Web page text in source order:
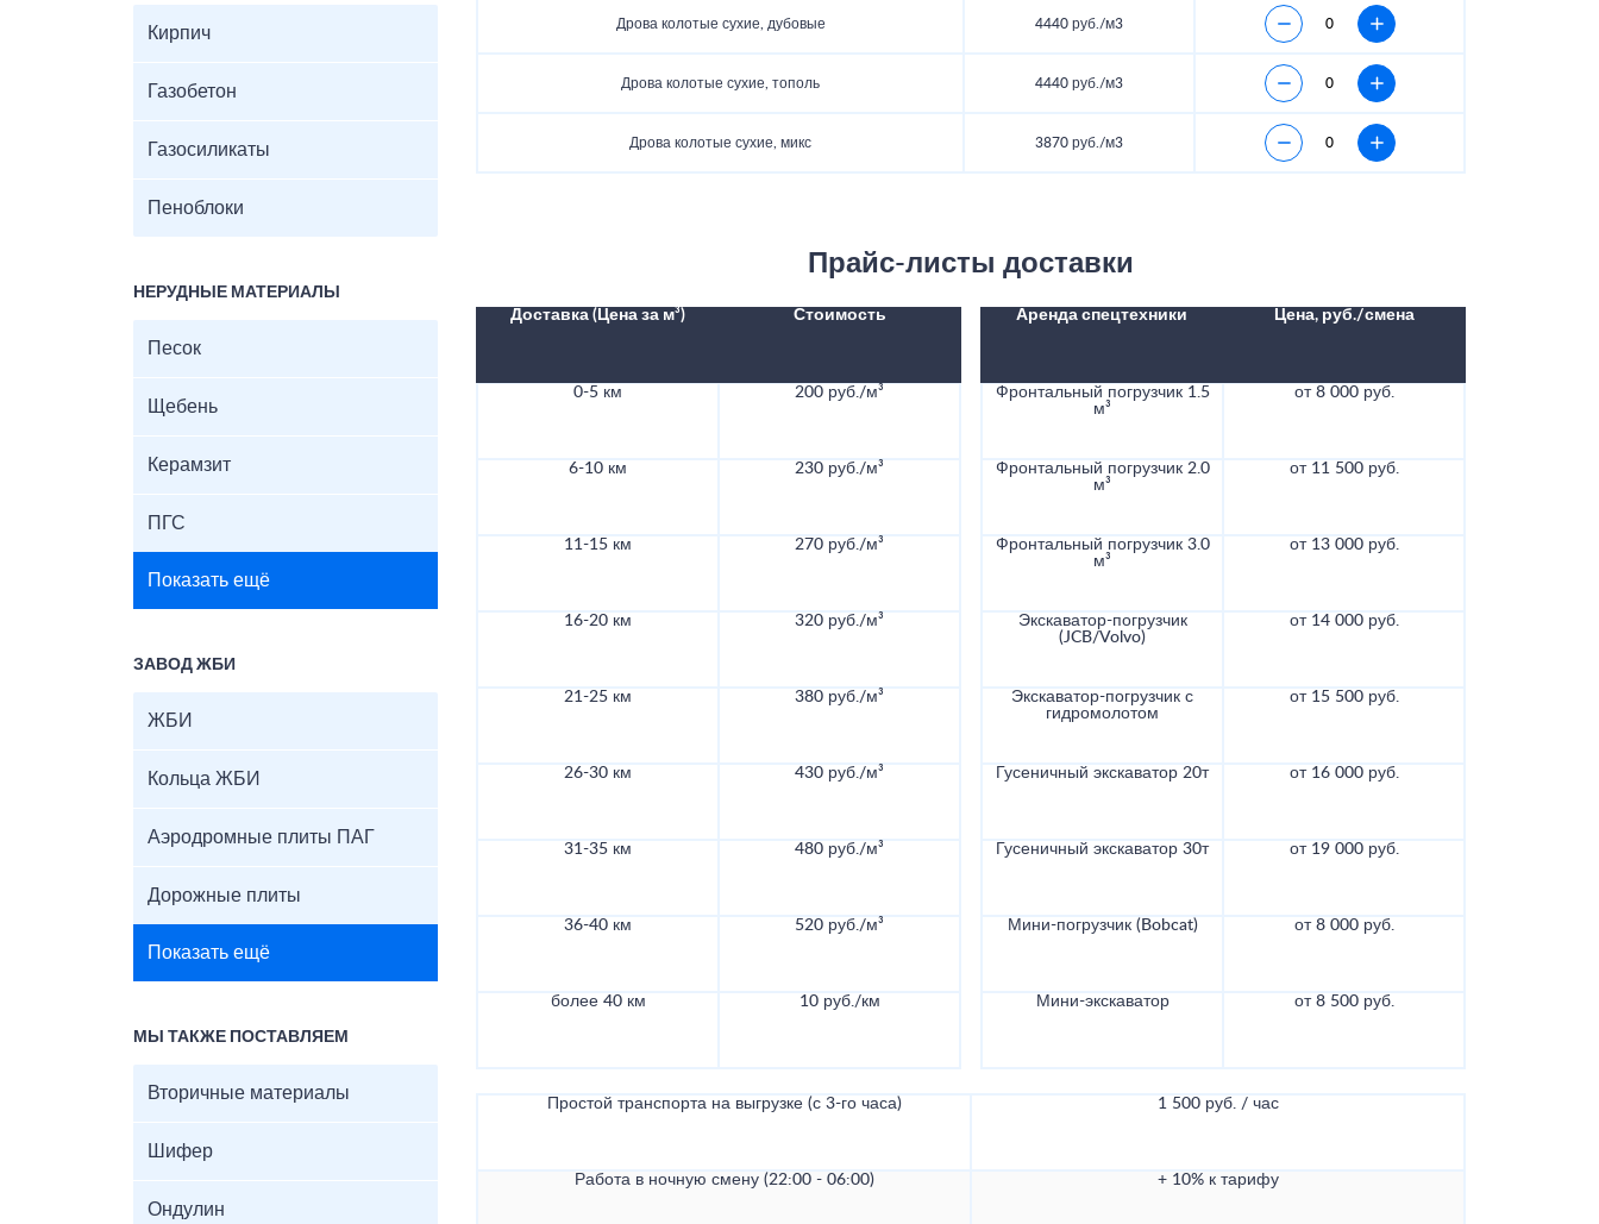
Кирпич
Газобетон
Газосиликаты
Пеноблоки
НЕРУДНЫЕ МАТЕРИАЛЫ
Песок
Щебень
Керамзит
ПГС
Показать ещё
ЗАВОД ЖБИ
ЖБИ
Кольца ЖБИ
Аэродромные плиты ПАГ
Дорожные плиты
Показать ещё
МЫ ТАКЖЕ ПОСТАВЛЯЕМ
Вторичные материалы
Шифер
Ондулин
Дрова колотые сухие, дубовые 4440 руб./м3
Дрова колотые сухие, тополь 4440 руб./м3
Дрова колотые сухие, микс 3870 руб./м3
Прайс-листы доставки
Доставка (Цена за м³) Стоимость
0-5 км 200 руб./м³
6-10 км 230 руб./м³
11-15 км 270 руб./м³
16-20 км 320 руб./м³
21-25 км 380 руб./м³
26-30 км 430 руб./м³
31-35 км 480 руб./м³
36-40 км 520 руб./м³
более 40 км 10 руб./км
Аренда спецтехники Цена, руб./смена
Фронтальный погрузчик 1.5
м³
от 8 000 руб.
Фронтальный погрузчик 2.0
м³
от 11 500 руб.
Фронтальный погрузчик 3.0
м³
от 13 000 руб.
Экскаватор-погрузчик
(JCB/Volvo)
от 14 000 руб.
Экскаватор-погрузчик с
гидромолотом
от 15 500 руб.
Гусеничный экскаватор 20т от 16 000 руб.
Гусеничный экскаватор 30т от 19 000 руб.
Мини-погрузчик (Bobcat) от 8 000 руб.
Мини-экскаватор от 8 500 руб.
Простой транспорта на выгрузке (с 3-го часа) 1 500 руб. / час
Работа в ночную смену (22:00 - 06:00) + 10% к тарифу